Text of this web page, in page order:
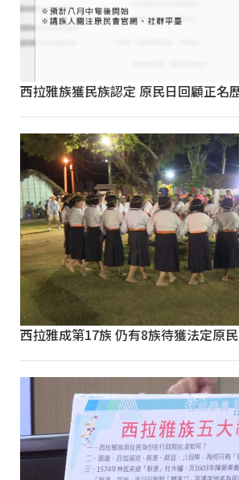
西拉雅族獲民族認定 原民日回顧正名
西拉雅成第17族 仍有8族待獲法定原